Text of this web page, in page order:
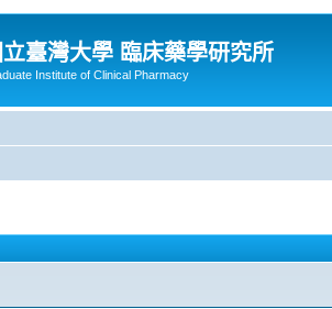
立臺灣大學 臨床藥學研究所
Institute of Clinical Pharmacy